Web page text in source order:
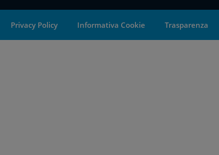
Privacy Policy Informativa Cookie Trasparenza